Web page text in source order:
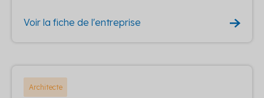
Voir la fiche de l'entreprise
Architecte